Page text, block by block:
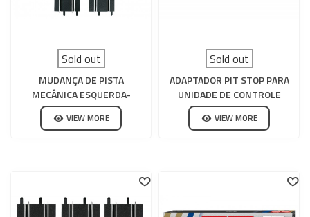
Sold out
MUDANÇA DE PISTA
MECÂNICA ESQUERDA-
DIREITA CARRERA GO
VIEW MORE
Sold out
ADAPTADOR PIT STOP PARA
UNIDADE DE CONTROLE
30352 CARRERA DIGITAL 132-
124
VIEW MORE